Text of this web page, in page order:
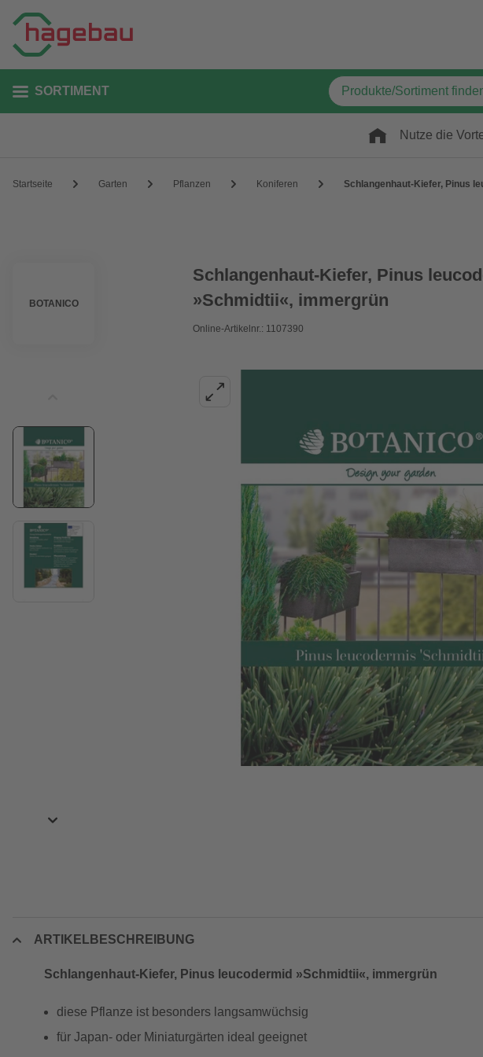
SORTIMENT
Nutze die
Startseite Garten Pflanzen Koniferen Schlangenhaut-Kiefer, Pinus
BOTANICO
Schlangenhaut-Kiefer, Pinus
»Schmidtii«, immergrün
Online-Artikelnr.: 1107390
ARTIKELBESCHREIBUNG
Schlangenhaut-Kiefer, Pinus leucodermid »Schmidtii«, immergrün
diese Pflanze ist besonders langsamwüchsig
für Japan- oder Miniaturgärten ideal geeignet